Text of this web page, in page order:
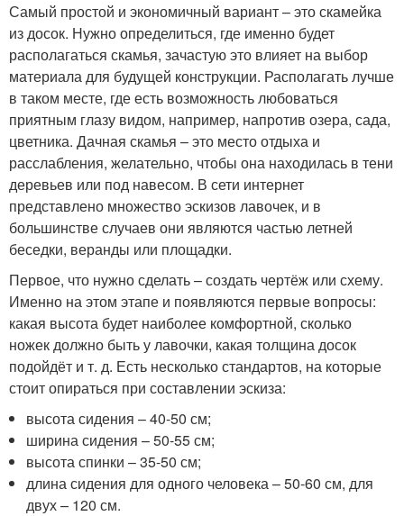
Самый простой и экономичный вариант – это скамейка
из досок. Нужно определиться, где именно будет
располагаться скамья, зачастую это влияет на выбор
материала для будущей конструкции. Располагать лучше
в таком месте, где есть возможность любоваться
приятным глазу видом, например, напротив озера, сада,
цветника. Дачная скамья – это место отдыха и
расслабления, желательно, чтобы она находилась в тени
деревьев или под навесом. В сети интернет
представлено множество эскизов лавочек, и в
большинстве случаев они являются частью летней
беседки, веранды или площадки.
Первое, что нужно сделать – создать чертёж или схему.
Именно на этом этапе и появляются первые вопросы:
какая высота будет наиболее комфортной, сколько
ножек должно быть у лавочки, какая толщина досок
подойдёт и т. д. Есть несколько стандартов, на которые
стоит опираться при составлении эскиза:
высота сидения – 40-50 см;
ширина сидения – 50-55 см;
высота спинки – 35-50 см;
длина сидения для одного человека – 50-60 см, для
двух – 120 см.